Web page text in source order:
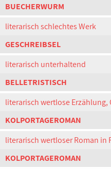
BUECHERWURM
literarisch schlechtes Werk
GESCHREIBSEL
literarisch unterhaltend
BELLETRISTISCH
literarisch wertlose Erzählung,
KOLPORTAGEROMAN
literarisch wertloser Roman in
KOLPORTAGEROMAN